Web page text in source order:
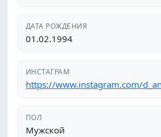
ДАТА РОЖДЕНИЯ
01.02.1994
ИНСТАГРАМ
https://www.instagram.com/
ПОЛ
Мужской